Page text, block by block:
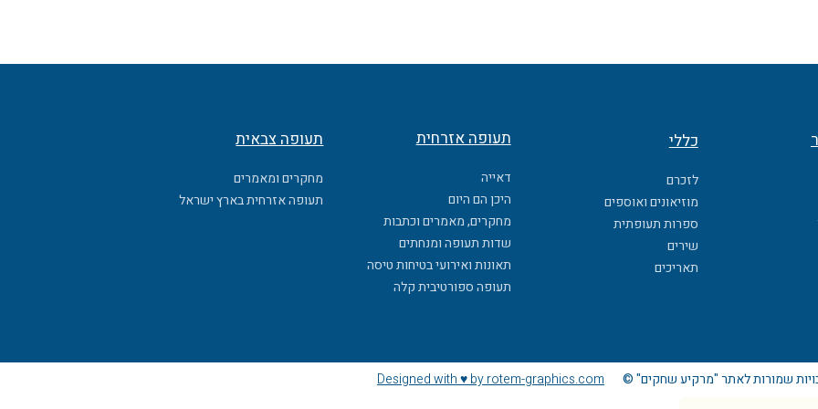
כללי
לזכרם
מוזיאונים ואוספים
ספרות תעופתית
שירים
תאריכים
תעופה אזרחית
דאייה
היכן הם היום
מחקרים, מאמרים וכתבות
שדות תעופה ומנחתים
תאונות ואירועי בטיחות טיסה
תעופה ספורטיבית קלה
תעופה צבאית
מחקרים ומאמרים
תעופה אזרחית בארץ ישראל
שמורות לאתר "מרקיע שחקים" © Designed with ♥ by rotem-graphics.com